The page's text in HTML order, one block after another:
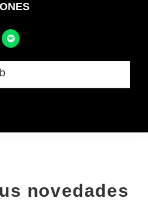
novedades